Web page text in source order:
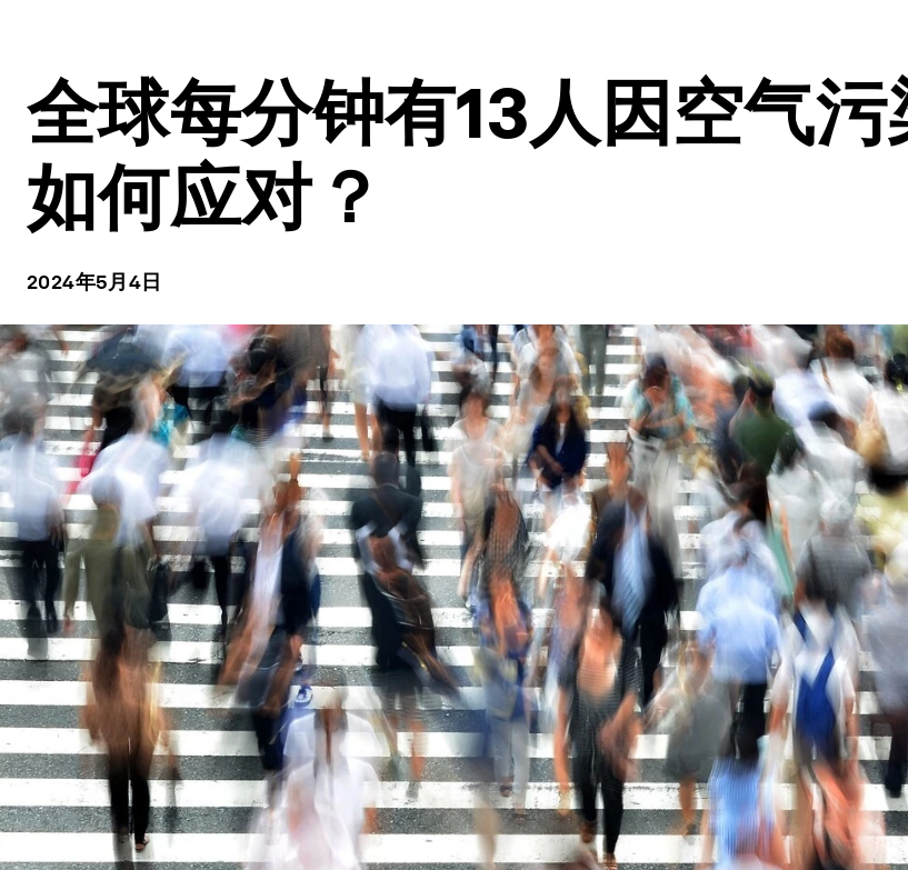
全球每分钟有13人因空气
如何应对？
2024年5月4日